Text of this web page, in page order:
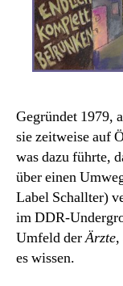
Gegründet 1979,
sie zeitweise auf
was dazu führte,
über einen
Label Schallter)
im DDR-
Umfeld derÄrzte,
es wissen.